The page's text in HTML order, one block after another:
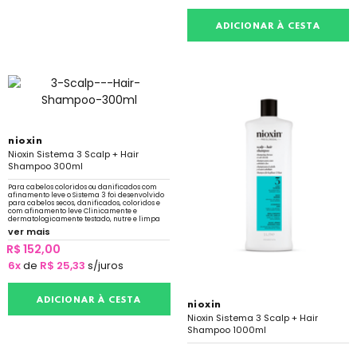
ADICIONAR À CESTA
nioxin
Nioxin Sistema 3 Scalp + Hair
Shampoo 300ml
Para cabelos coloridos ou danificados com
afinamento leve o Sistema 3 foi desenvolvido
para cabelos secos, danificados, coloridos e
com afinamento leve Clinicamente e
dermatologicamente testado, nutre e limpa
suavemente para evitar a oleosidade
ver mais
R$ 152,00
6xde R$ 25,33 s/juros
ADICIONAR À CESTA nioxin
Nioxin Sistema 3 Scalp + Hair
Shampoo 1000ml